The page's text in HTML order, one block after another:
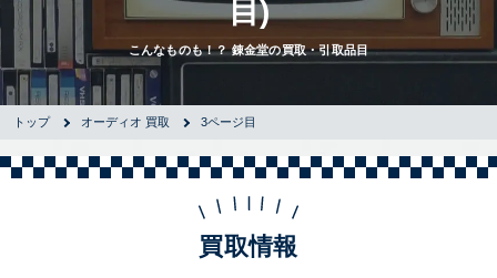
目)
こんなものも！？ 錬金堂の買取・引取品目
トップ オーディオ 買取 3ページ目
買取情報